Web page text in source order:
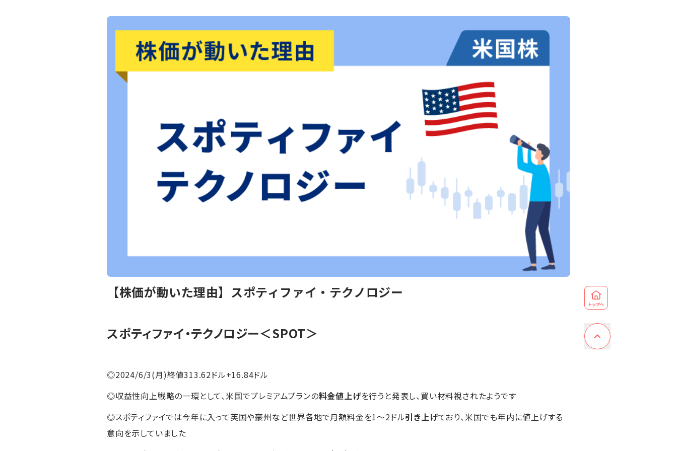
【株価が動いた理由】スポティファイ・テクノロジー
スポティファイ・テクノロジー＜SPOT＞
◎2024/6/3(月)終値313.62ドル+16.84ドル
◎収益性向上戦略の一環として、米国でプレミアムプランの料金値上げを行うと発表し、買い材料視されたようです
◎スポティファイでは今年に入って英国や豪州など世界各地で月額料金を1～2ドル引き上げており、米国でも年内に値上げする
意向を示していました